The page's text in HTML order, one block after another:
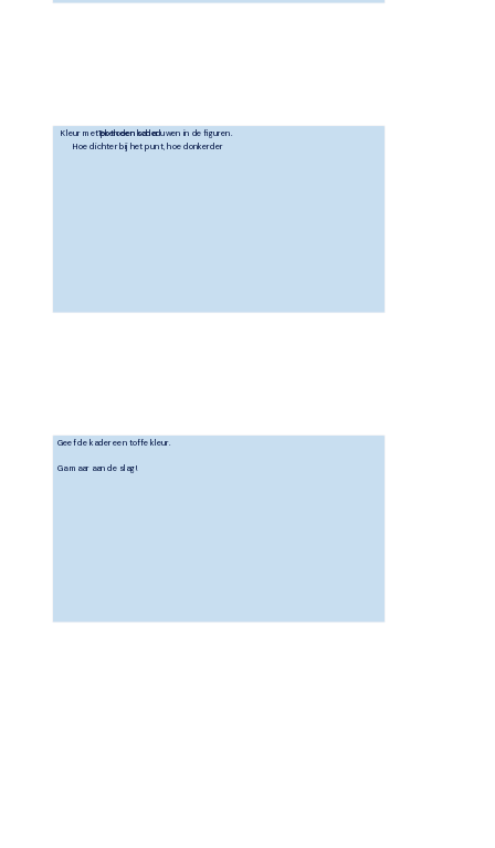
Teken een kader
Kleur met potloden schaduwen in de figuren.
Hoe dichter bij het punt, hoe donkerder
Geef de kader een toffe kleur.
Ga maar aan de slag!